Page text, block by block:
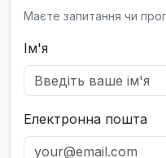
Маєте запитання чи
Ім'я
Електронна пошта